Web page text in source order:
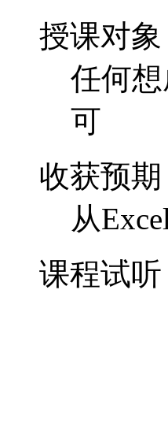
授课对象
任何
可
收获预期
从
课程试听